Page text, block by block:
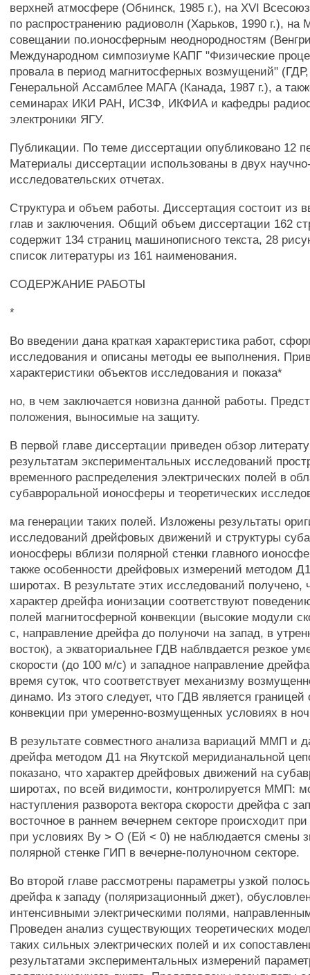
верхней атмосфере (Обнинск, 1985 г.), на XVI
по распространению радиоволн (Харьков, 1990 г.), на
совещании по.ионосферным неоднородностям
Международном симпозиуме КАПГ "Физические
провала в период магнитосферных возмущений" (ГДР,
Генеральной Ассамблее МАГА (Канада, 1987 г.), а
семинарах ИКИ РАН, ИСЗФ, ИКФИА и кафедры
электроники ЯГУ.
Публикации. По теме диссертации опубликовано 12
Материалы диссертации использованы в двух
исследовательских отчетах.
Структура и объем работы. Диссертация состоит из
глав и заключения. Общий объем диссертации 162
содержит 134 страниц машинописного текста, 28
список литературы из 161 наименования.
СОДЕРЖАНИЕ РАБОТЫ
*
Во введении дана краткая характеристика работ,
исследования и описаны методы ее выполнения.
характеристики объектов исследования и показа*
но, в чем заключается новизна данной работы.
положения, выносимые на защиту.
В первой главе диссертации приведен обзор
результатам экспериментальных исследований
временного распределения электрических полей в
субавроральной ионосферы и теоретических
ма генерации таких полей. Изложены результаты
исследований дрейфовых движений и структуры
ионосферы вблизи полярной стенки главного
также особенности дрейфовых измерений методом
широтах. В результате этих исследований получено,
характер дрейфа ионизации соответствуют
полей магнитосферной конвекции (высокие модули
с, направление дрейфа до полуночи на запад, в
восток), а экваториальнее ГДВ наблвдается резкое
скорости (до 100 м/с) и западное направление
время суток, что соответствует механизму
динамо. Из этого следует, что ГДВ является границей
конвекции при умеренно-возмущенных условиях в
В результате совместного анализа вариаций ММП и
дрейфа методом Д1 на Якутской меридианальной
показано, что характер дрейфовых движений на
широтах, по всей видимости, контролируется ММП:
наступления разворота вектора скорости дрейфа с
восточное в раннем вечернем секторе происходит
при условиях Ву > О (Ей < 0) не наблюдается смены
полярной стенке ГИП в вечерне-полуночном секторе.
Во второй главе рассмотрены параметры узкой
дрейфа к западу (поляризационный джет),
интенсивными электрическими полями,
Проведен анализ существующих теоретических
таких сильных электрических полей и их
результатами экспериментальных измерений